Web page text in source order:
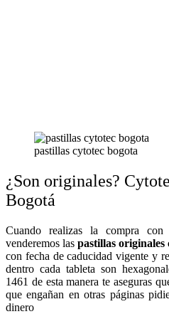
pastillas cytotec bogota
¿Son originales?
Bogotá
Cuando realizas la compra
venderemos las pastillas originales
con fecha de caducidad vigente y
dentro cada tableta son
1461 de esta manera te aseguras
que engañan en otras páginas
dinero